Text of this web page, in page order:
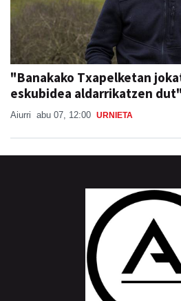
"Banakako Txapelketan
eskubidea aldarrikatzen dut"
Aiurri abu 07, 12:00 URNIETA